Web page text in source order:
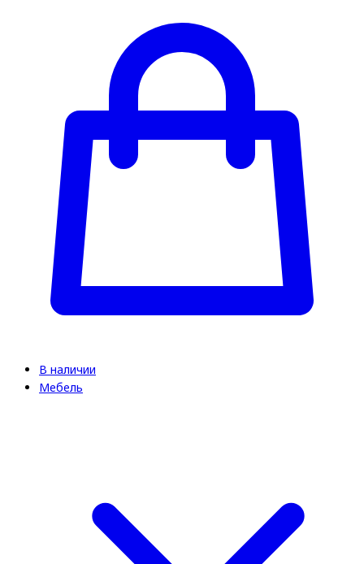
В наличии
Мебель